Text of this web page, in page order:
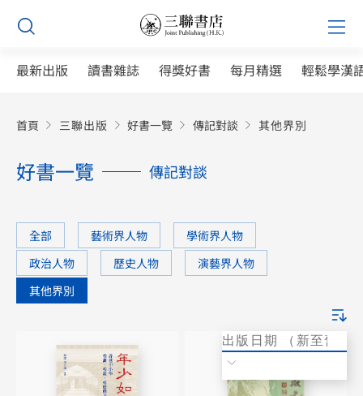
Skip
content
最新出版
讀書雜誌 得獎好書 每月精選 輕鬆學漢
首頁 三聯出版 好書一覽 傳記對談 其他界別
好書一覽 傳記對談
全部 藝術界人物
學術界人物
政治人物
歷史人物
演藝界人物
其他界別